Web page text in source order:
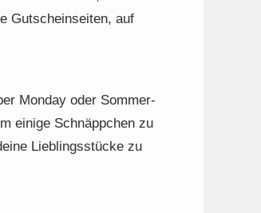
Gutscheinseiten, auf
Monday oder Sommer-
einige Schnäppchen zu
Lieblingsstücke zu